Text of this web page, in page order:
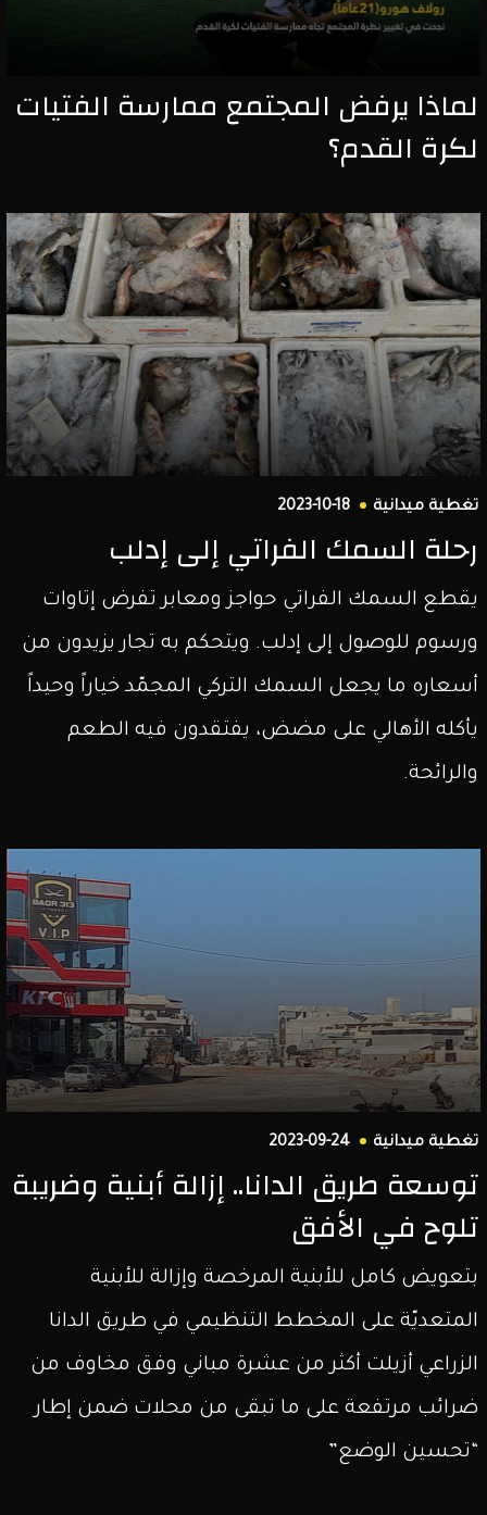
لماذا يرفض المجتمع ممارسة الفتيات
لكرة القدم؟
تغطية ميدانية 2023-10-18
رحلة السمك الفراتي إلى إدلب
يقطع السمك الفراتي حواجز ومعابر تفرض إتاوات
ورسوم للوصول إلى إدلب. ويتحكم به تجار يزيدون من
أسعاره ما يجعل السمك التركي المجمّد خياراً وحيداً
يأكله الأهالي على مضض، يفتقدون فيه الطعم
والرائحة.
تغطية ميدانية 2023-09-24
توسعة طريق الدانا.. إزالة أبنية وضريبة
تلوح في الأفق
بتعويض كامل للأبنية المرخصة وإزالة للأبنية
المتعديّة على المخطط التنظيمي في طريق الدانا
الزراعي أزيلت أكثر من عشرة مباني وفق مخاوف من
ضرائب مرتفعة على ما تبقى من محلات ضمن إطار
“تحسين الوضع”